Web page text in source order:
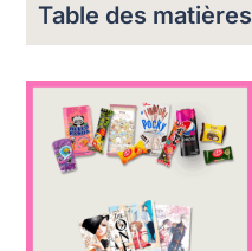
Table des matières